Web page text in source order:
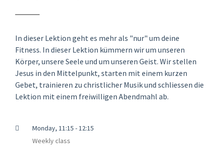
In dieser Lektion geht es mehr als "nur" um deine
Fitness. In dieser Lektion kümmern wir um unseren
Körper, unsere Seele und um unseren Geist. Wir stellen
Jesus in den Mittelpunkt, starten mit einem kurzen
Gebet, trainieren zu christlicher Musik und schliessen die
Lektion mit einem freiwilligen Abendmahl ab.
Monday, 11:15 - 12:15
Weekly class